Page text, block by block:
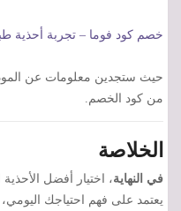
خصم كود فوما – تجربة أحذية
حيث ستجدين معلومات عن
من كود الخصم.
الخلاصة
في النهاية، اختيار أفضل الأحذية
يعتمد على فهم احتياجك